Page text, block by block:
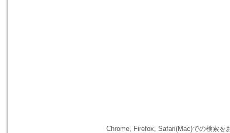
Chrome, Firefox, Safari(Mac)での検索を